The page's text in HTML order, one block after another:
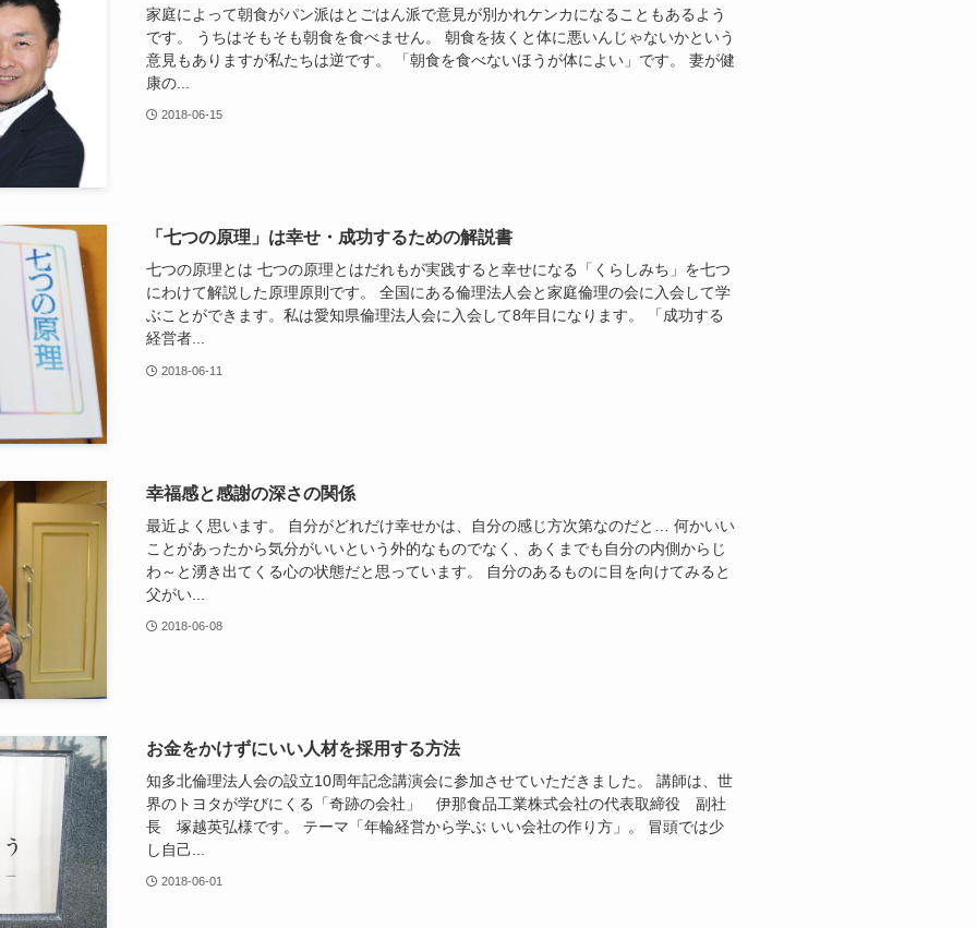
家庭によって朝食がパン派はとごはん派で意見が別かれケンカになることもあるよう
です。 うちはそもそも朝食を食べません。 朝食を抜くと体に悪いんじゃないかという
意見もありますが私たちは逆です。 「朝食を食べないほうが体によい」です。 妻が健
康の...
2018-06-15
「七つの原理」は幸せ・成功するための解説書
七つの原理とは 七つの原理とはだれもが実践すると幸せになる「くらしみち」を七つ
にわけて解説した原理原則です。 全国にある倫理法人会と家庭倫理の会に入会して学
ぶことができます。私は愛知県倫理法人会に入会して8年目になります。 「成功する
経営者...
2018-06-11
幸福感と感謝の深さの関係
最近よく思います。 自分がどれだけ幸せかは、自分の感じ方次第なのだと… 何かいい
ことがあったから気分がいいという外的なものでなく、あくまでも自分の内側からじ
わ～と湧き出てくる心の状態だと思っています。 自分のあるものに目を向けてみると
父がい...
2018-06-08
お金をかけずにいい人材を採用する方法
知多北倫理法人会の設立10周年記念講演会に参加させていただきました。 講師は、世
界のトヨタが学びにくる「奇跡の会社」 伊那食品工業株式会社の代表取締役 副社
長 塚越英弘様です。 テーマ「年輪経営から学ぶ いい会社の作り方」。 冒頭では少
し自己...
2018-06-01